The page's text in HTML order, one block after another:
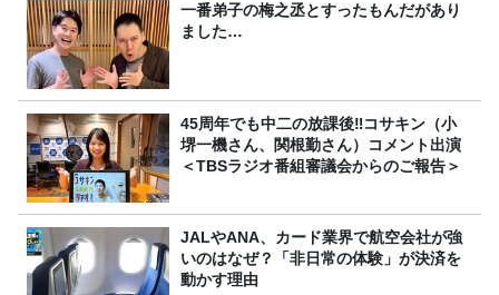
一番弟子の梅之丞とすったもんだがあり
ました…
45周年でも中二の放課後‼コサキン（小
堺一機さん、関根勤さん）コメント出演
＜TBSラジオ番組審議会からのご報告＞
JALやANA、カード業界で航空会社が強
いのはなぜ？「非日常の体験」が決済を
動かす理由